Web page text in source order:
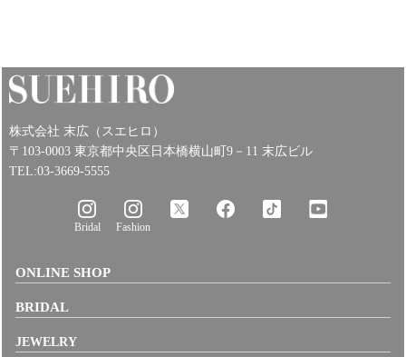
株式会社 末広（スエヒロ）
〒103-0003 東京都中央区日本橋横山町9－11 末広ビル
TEL:03-3669-5555
Bridal Fashion
ONLINE SHOP
BRIDAL
JEWELRY